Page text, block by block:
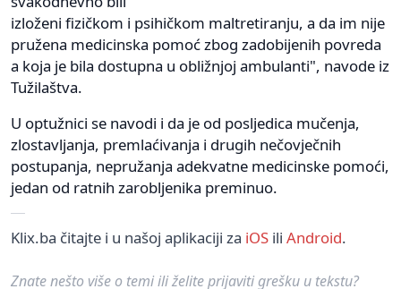
izloženi fizičkom i psihičkom maltretiranju, a da im nije
pružena medicinska pomoć zbog zadobijenih povreda
a koja je bila dostupna u obližnjoj ambulanti", navode iz
Tužilaštva.
U optužnici se navodi i da je od posljedica mučenja,
zlostavljanja, premlaćivanja i drugih nečovječnih
postupanja, nepružanja adekvatne medicinske pomoći,
jedan od ratnih zarobljenika preminuo.
Klix.ba čitajte i u našoj aplikaciji za iOS ili Android.
Znate nešto više o temi ili želite prijaviti grešku u tekstu?